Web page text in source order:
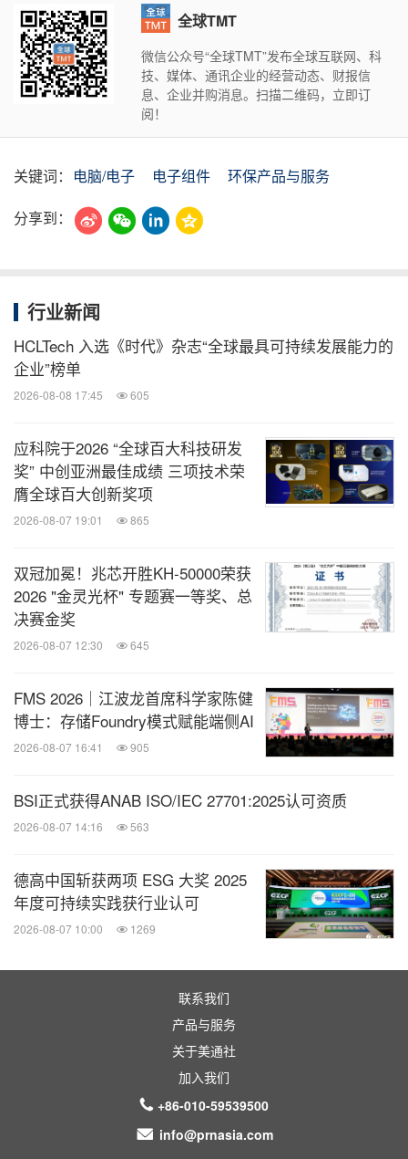
全球TMT
微信公众号“全球TMT”发布全球互联网、科
技、媒体、通讯企业的经营动态、财报信
息、企业并购消息。扫描二维码，立即订
阅！
关键词： 电脑/电子 电子组件
环保产品与服务
分享到：
行业新闻
HCLTech 入选《时代》杂志“全球最具可持续发展能力的
企业”榜单
2026-08-08 17:45 605
应科院于2026 “全球百大科技研发
奖” 中创亚洲最佳成绩 三项技术荣
膺全球百大创新奖项
2026-08-07 19:01 865
双冠加冕！兆芯开胜KH‑50000荣获
2026 "金灵光杯" 专题赛一等奖、总
决赛金奖
2026-08-07 12:30 645
FMS 2026｜江波龙首席科学家陈健
博士：存储Foundry模式赋能端侧AI
2026-08-07 16:41 905
BSI正式获得ANAB ISO/IEC 27701:2025认可资质
2026-08-07 14:16 563
德高中国斩获两项 ESG 大奖 2025
年度可持续实践获行业认可
2026-08-07 10:00 1269
联系我们
产品与服务
关于美通社
加入我们
+86-010-59539500
info@prnasia.com